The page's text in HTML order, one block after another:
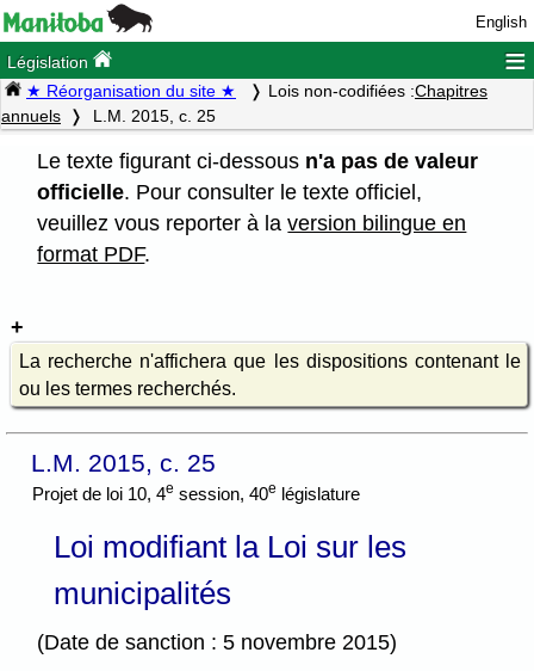
English
Législation ≡
★ Réorganisation du site ★ Lois non-codifiées :Chapitres
annuels
L.M. 2015, c. 25
Le texte figurant ci-dessous n'a pas de valeur
officielle. Pour consulter le texte officiel,
veuillez vous reporter à laversion bilingue en
format PDF.
La recherche n'affichera que les dispositions contenant le
ou les termes recherchés.
L.M. 2015, c. 25
Projet de loi 10, 4e session, 40e législature
Loi modifiant la Loi sur les
municipalités
(Date de sanction : 5 novembre 2015)